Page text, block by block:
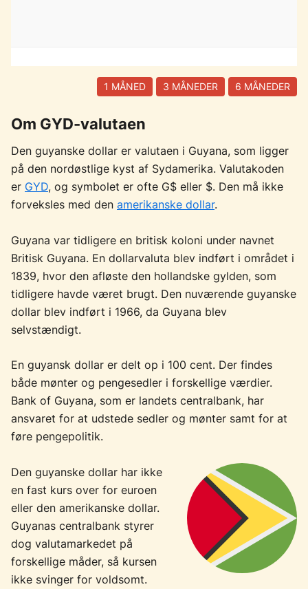
1 MÅNED 3 MÅNEDER 6 MÅNEDER
Om GYD-valutaen
Den guyanske dollar er valutaen i Guyana, som ligger
på den nordøstlige kyst af Sydamerika. Valutakoden
er GYD, og symbolet er ofte G$ eller $. Den må ikke
forveksles med den amerikanske dollar.
Guyana var tidligere en britisk koloni under navnet
Britisk Guyana. En dollarvaluta blev indført i området i
1839, hvor den afløste den hollandske gylden, som
tidligere havde været brugt. Den nuværende guyanske
dollar blev indført i 1966, da Guyana blev
selvstændigt.
En guyansk dollar er delt op i 100 cent. Der findes
både mønter og pengesedler i forskellige værdier.
Bank of Guyana, som er landets centralbank, har
ansvaret for at udstede sedler og mønter samt for at
føre pengepolitik.
Den guyanske dollar har ikke
en fast kurs over for euroen
eller den amerikanske dollar.
Guyanas centralbank styrer
dog valutamarkedet på
forskellige måder, så kursen
ikke svinger for voldsomt.